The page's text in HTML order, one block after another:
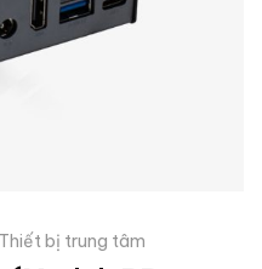
Thiết bị trung tâm